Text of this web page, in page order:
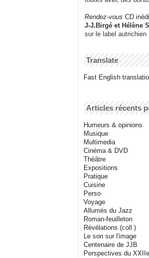
Rendez-vous CD
J-J.Birgé et Hélène
sur le label autrichien
Translate
Fast English
Articles récents
Humeurs & opinions
Musique
Multimedia
Cinéma & DVD
Théâtre
Expositions
Pratique
Cuisine
Perso
Voyage
Allumés du Jazz
Roman-feuilleton
Révélations (coll.)
Le son sur l'image
Centenaire de JJB
Perspectives du